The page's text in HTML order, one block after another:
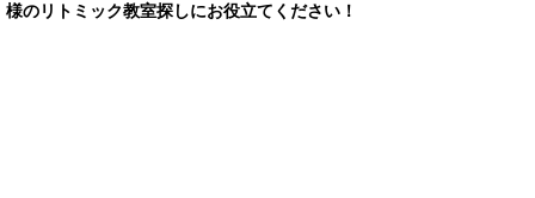
様のリトミック教室探しにお役立てください！